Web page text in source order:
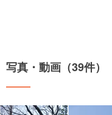
写真・動画（39件）